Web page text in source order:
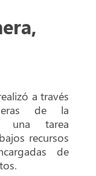
a través
de la
una tarea
recursos
de